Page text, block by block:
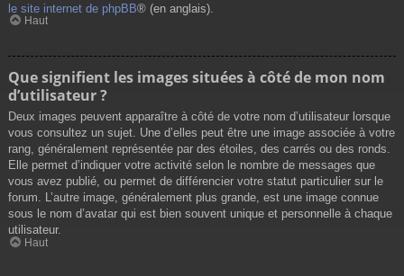
le site internet de phpBB® (en anglais).
Haut
Que signifient les images situées à côté de mon nom
d’utilisateur ?
Deux images peuvent apparaître à côté de votre nom d’utilisateur lorsque
vous consultez un sujet. Une d’elles peut être une image associée à votre
rang, généralement représentée par des étoiles, des carrés ou des ronds.
Elle permet d’indiquer votre activité selon le nombre de messages que
vous avez publié, ou permet de différencier votre statut particulier sur le
forum. L’autre image, généralement plus grande, est une image connue
sous le nom d’avatar qui est bien souvent unique et personnelle à chaque
utilisateur.
Haut